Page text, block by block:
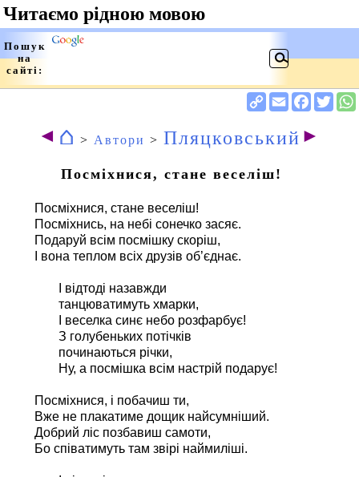
◄ ⌂ > Автори > Пляцковський ►
Посміхнися, стане веселіш!
Посміхнися, стане веселіш!
Посміхнись, на небі сонечко засяє.
Подаруй всім посмішку скоріш,
І вона теплом всіх друзів об’єднає.
І відтоді назавжди
танцюватимуть хмарки,
І веселка синє небо розфарбує!
З голубеньких потічків
починаються річки,
Ну, а посмішка всім настрій подарує!
Посміхнися, і побачиш ти,
Вже не плакатиме дощик найсумніший.
Добрий ліс позбавиш самоти,
Бо співатимуть там звірі наймиліші.